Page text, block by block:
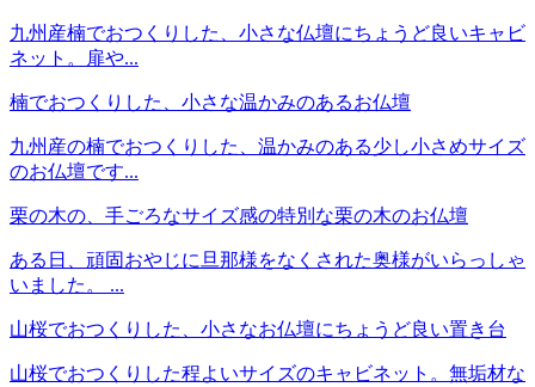
九州産楠でおつくりした、小さな仏壇にちょうど良いキャビ
ネット。扉や...
楠でおつくりした、小さな温かみのあるお仏壇
九州産の楠でおつくりした、温かみのある少し小さめサイズ
のお仏壇です...
栗の木の、手ごろなサイズ感の特別な栗の木のお仏壇
ある日、頑固おやじに旦那様をなくされた奥様がいらっしゃ
いました。 ...
山桜でおつくりした、小さなお仏壇にちょうど良い置き台
山桜でおつくりした程よいサイズのキャビネット。無垢材な